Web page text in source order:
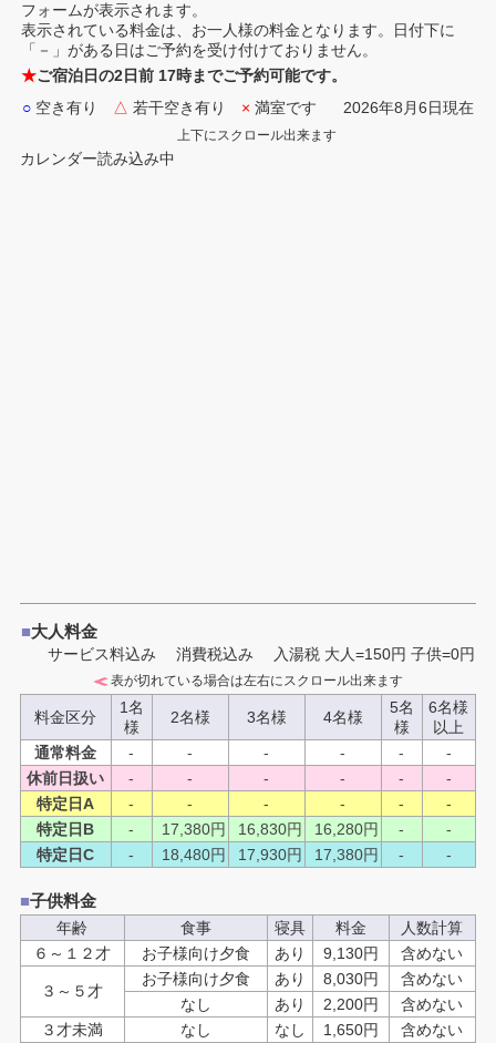
フォームが表示されます。
表示されている料金は、お一人様の料金となります。日付下に
「－」がある日はご予約を受け付けておりません。
★ご宿泊日の2日前 17時までご予約可能です。
○ 空き有り △ 若干空き有り × 満室です 2026年8月6日現在
上下にスクロール出来ます
カレンダー読み込み中
■大人料金
サービス料込み 消費税込み 入湯税 大人=150円 子供=0円
表が切れている場合は左右にスクロール出来ます
料金区分
1名
様
2名様 3名様 4名様
5名
様
6名様
以上
通常料金
- - - - -
-
休前日扱い
- - - - -
-
特定日A
- - - - -
-
特定日B
- 17,380円 16,830円 16,280円 -
-
特定日C
- 18,480円 17,930円 17,380円 - -
■子供料金
年齢 食事 寝具 料金
人数計算
６～１２才
お子様向け夕食 あり 9,130円 含めない
３～５才
お子様向け夕食 あり 8,030円
含めない
なし
あり 2,200円
含めない
３才未満
なし なし 1,650円 含めない